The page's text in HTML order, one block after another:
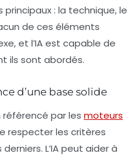
principaux : la technique, le
de ces éléments
et l’IA est capable de
ils sont abordés.
d’une base solide
par les moteurs
respecter les critères
L’IA peut aider à